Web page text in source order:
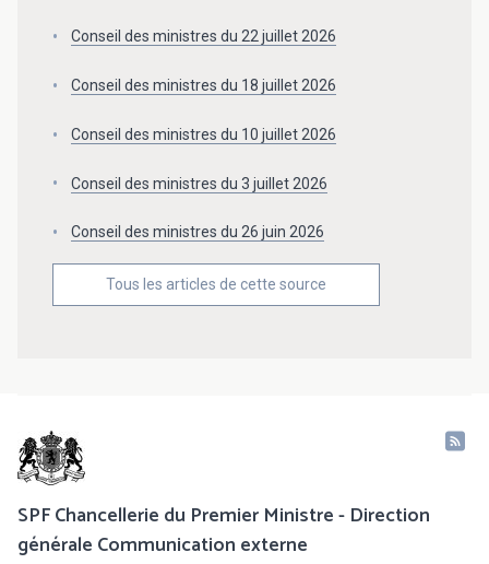
Conseil des ministres du 22 juillet 2026
Conseil des ministres du 18 juillet 2026
Conseil des ministres du 10 juillet 2026
Conseil des ministres du 3 juillet 2026
Conseil des ministres du 26 juin 2026
Tous les articles de cette source
SPF Chancellerie du Premier Ministre - Direction
générale Communication externe